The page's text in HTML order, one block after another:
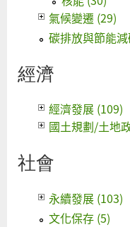
氣候變遷 (29)
碳排放與節能
經濟
經濟發展 (109)
國土規劃/土地
社會
永續發展 (103)
文化保存 (5)